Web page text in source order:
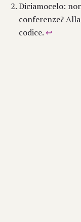
Diciamocelo:
conferenze?
codice. ↩